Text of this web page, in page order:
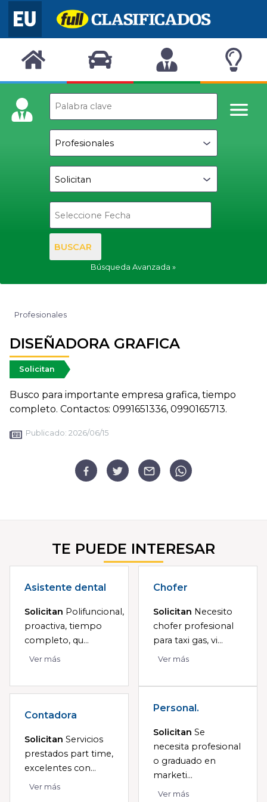
BUSCAR
Búsqueda Avanzada
Profesionales
DISEÑADORA GRAFICA
Solicitan
Busco para importante empresa grafica, tiempo
completo. Contactos: 0991651336, 0990165713.
Publicado: 2026/06/15
TE PUEDE INTERESAR
Asistente dental
Solicitan Polifuncional,
proactiva, tiempo
completo, qu...
Ver más
Chofer
Solicitan Necesito
chofer profesional
para taxi gas, vi...
Ver más
Contadora
Solicitan Servicios
prestados part time,
excelentes con...
Ver más
Personal.
Solicitan Se
necesita profesional
o graduado en
marketi...
Ver más